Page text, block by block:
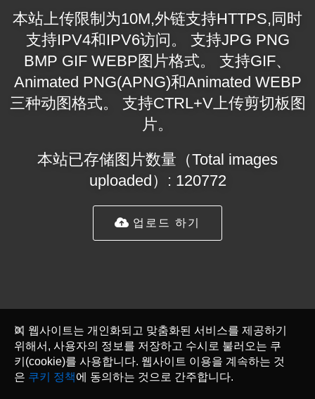
本站上传限制为10M,外链支持HTTPS,同时
支持IPV4和IPV6访问。 支持JPG PNG
BMP GIF WEBP图片格式。 支持GIF、
Animated PNG(APNG)和Animated WEBP
三种动图格式。 支持CTRL+V上传剪切板图
片。
本站已存储图片数量（Total images
uploaded）: 120772
업로드 하기
이 웹사이트는 개인화되고 맞춤화된 서비스를 제공하기
위해서, 사용자의 정보를 저장하고 수시로 불러오는 쿠
키(cookie)를 사용합니다. 웹사이트 이용을 계속하는 것
은 쿠키 정책에 동의하는 것으로 간주합니다.